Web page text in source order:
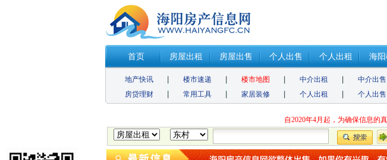
首页 房屋出租 房屋出售 个人出售 个人出租 海
地产快讯 楼市速递 楼市地图 中介出租 中介出售
房贷理财
常用工具 家居装修 个人出租 个人出售
自2020年4月起，为确保信息的